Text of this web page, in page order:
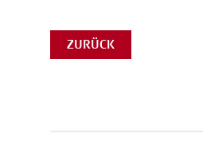
ZURÜCK